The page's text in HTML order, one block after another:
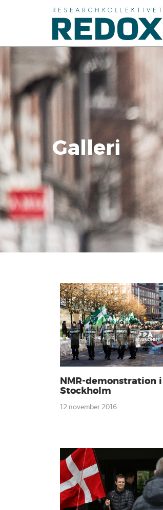
Galleri
NMR-demonstration i
Stockholm
12 november 2016